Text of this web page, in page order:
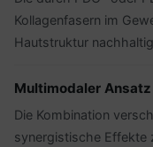
Kollagenfasern im
Hautstruktur
Multimodaler Ansatz
Die Kombination
synergistische Effekte